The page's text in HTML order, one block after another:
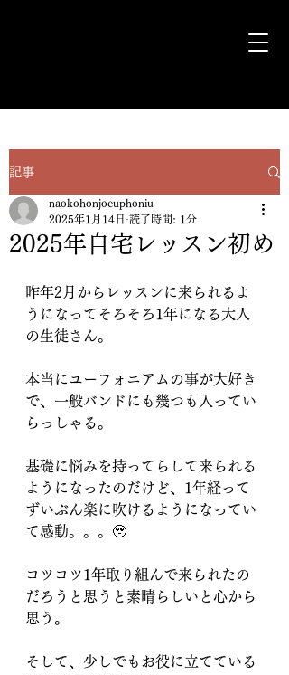
記事
2025年自宅レッスン初め
naokohonjoeuphoniu
2025年1月14日 読了時間: 1分
昨年2月からレッスンに来られるよ
うになってそろそろ1年になる大人
の生徒さん。
本当にユーフォニアムの事が大好き
で、一般バンドにも幾つも入ってい
らっしゃる。
基礎に悩みを持ってらして来られる
ようになったのだけど、1年経って
ずいぶん楽に吹けるようになってい
て感動。。。🥹
コツコツ1年取り組んで来られたの
だろうと思うと素晴らしいと心から
思う。
そして、少しでもお役に立てている